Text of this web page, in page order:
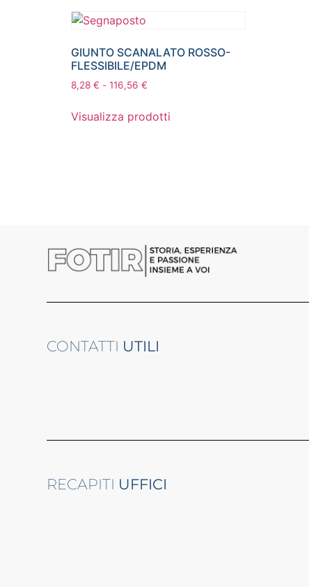
GIUNTO SCANALATO ROSSO-
FLESSIBILE/EPDM
8,28 € - 116,56 €
Visualizza prodotti
CONTATTI UTILI
RECAPITI UFFICI